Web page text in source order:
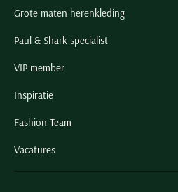
Grote maten herenkleding
Paul & Shark specialist
VIP member
Inspiratie
Fashion Team
Vacatures